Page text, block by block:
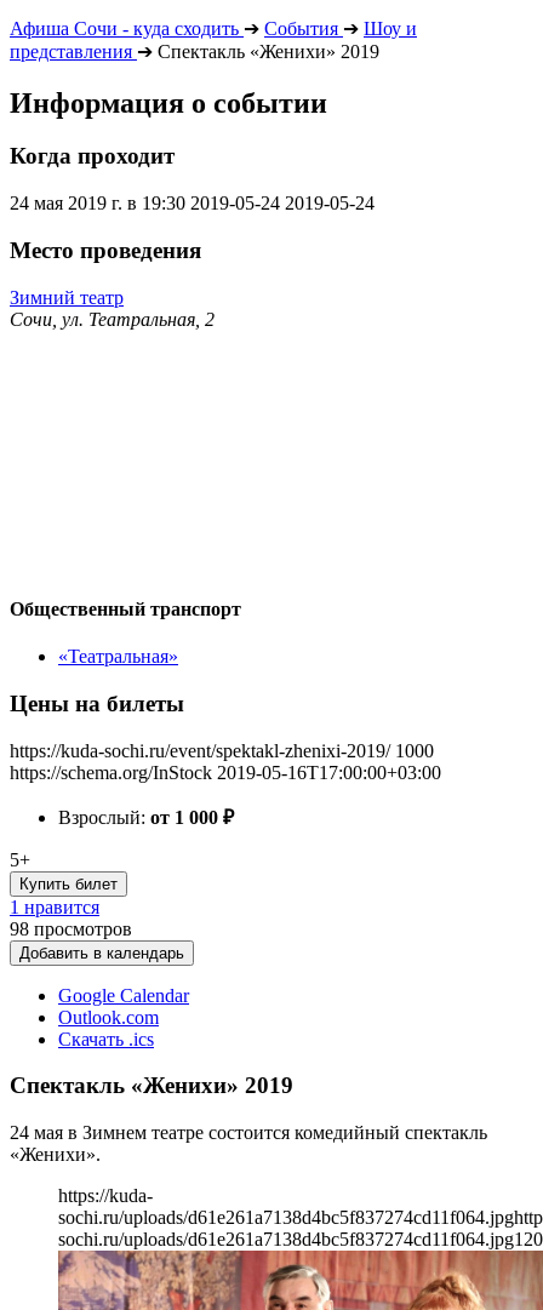
Афиша Сочи - куда сходить ➔ События ➔ Шоу и
представления ➔ Спектакль «Женихи» 2019
Информация о событии
Когда проходит
24 мая 2019 г. в 19:30 2019-05-24 2019-05-24
Место проведения
Зимний театр
Сочи, ул. Театральная, 2
Общественный транспорт
«Театральная»
Цены на билеты
https://kuda-sochi.ru/event/spektakl-zhenixi-2019/ 1000
https://schema.org/InStock 2019-05-16T17:00:00+03:00
Взрослый: от 1 000 ₽
5+
Купить билет
1 нравится
98 просмотров
Добавить в календарь
Google Calendar
Outlook.com
Скачать .ics
Спектакль «Женихи» 2019
24 мая в Зимнем театре состоится комедийный спектакль
«Женихи».
https://kuda-
sochi.ru/uploads/d61e261a7138d4bc5f837274cd11f064.jpg
sochi.ru/uploads/d61e261a7138d4bc5f837274cd11f064.jpg